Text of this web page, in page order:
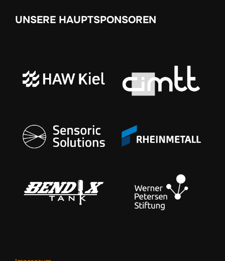
UNSERE HAUPTSPONSOREN